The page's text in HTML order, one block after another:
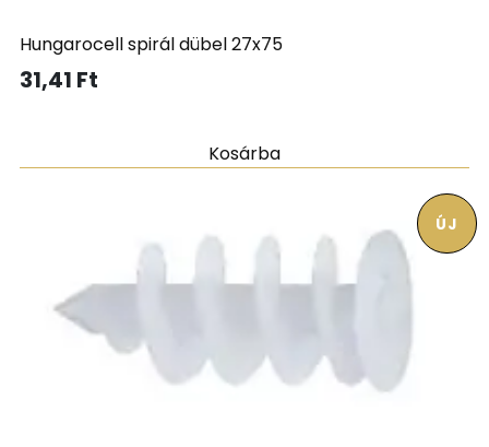
Hungarocell spirál dübel 27x75
31,41 Ft
Kosárba
ÚJ